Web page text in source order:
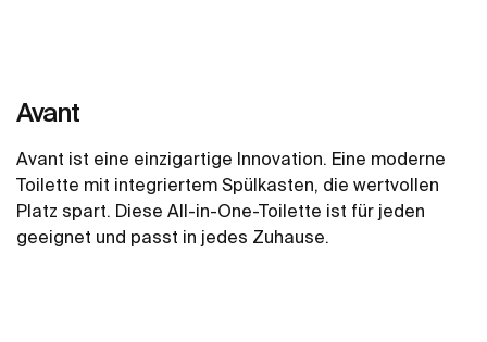
Avant
Avant ist eine einzigartige Innovation. Eine moderne
Toilette mit integriertem Spülkasten, die wertvollen
Platz spart. Diese All-in-One-Toilette ist für jeden
geeignet und passt in jedes Zuhause.